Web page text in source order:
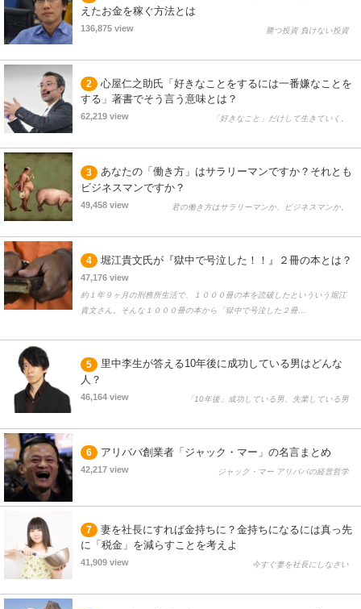
えたお金を稼ぐ方法とは
136,875 view 勝つ投資 負けない投資
2
心屋仁之助氏「好きなことをするには一番嫌なことを
する」著書でそう言う意味とは？
62,219 view 「好きなこと」だけして生きていく。
3
あなたの「働き方」はサラリーマンですか？それとも
ビジネスマンですか？
49,458 view 君の働き方はサラリーマンか、ビジネスマンか。
4 堀江貴文氏が『獄中で号泣した！！』２冊の本とは？
47,176 view
約１年９ヶ月の刑務所生活で、１０００冊の本を読破したといういう堀江
貴文さん。そんな１０００冊の本から「獄中で号泣した２冊…
5
里中李生が答える10年後に成功している男はどんな
人？
46,164 view 「10年後」成功している男、失業している男
6 アリババ創業者「ジャック・マー」の名言まとめ
42,217 view ジャック・マー アリババの経営哲学
7
妻を社長にすれば金持ちに？金持ちになるには真っ先
に「税金」を減らすことを考えよ
41,909 view 今すぐ妻を社長にしなさい